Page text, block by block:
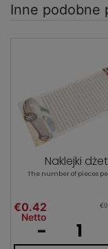
Inne podobne
Naklejki
The number of pieces
€0.42
Netto
-